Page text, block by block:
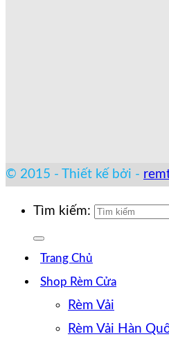
© 2015 - Thiết kế bởi -
Tìm kiếm:
Trang Chủ
Shop Rèm Cửa
Rèm Vải
Rèm Vải Hàn